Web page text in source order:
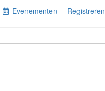
Evenementen Registreren